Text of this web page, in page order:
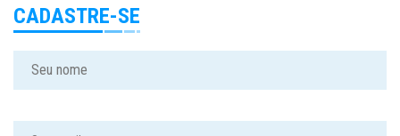
CADASTRE-SE